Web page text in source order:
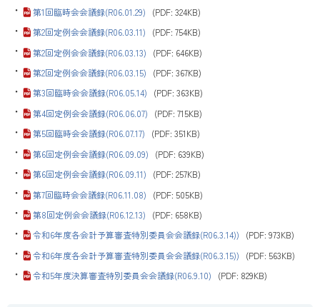
・ 第1回臨時会会議録(R06.01.29)
(PDF: 324KB)
・
第2回定例会会議録(R06.03.11)
(PDF: 754KB)
・
第2回定例会会議録(R06.03.13)
(PDF: 646KB)
・
第2回定例会会議録(R06.03.15)
(PDF: 367KB)
・
第3回臨時会会議録(R06.05.14)
(PDF: 363KB)
・
第4回定例会会議録(R06.06.07)
(PDF: 715KB)
・
第5回臨時会会議録(R06.07.17)
(PDF: 351KB)
・
第6回定例会会議録(R06.09.09)
(PDF: 639KB)
・
第6回定例会会議録(R06.09.11)
(PDF: 257KB)
・
第7回臨時会会議録(R06.11.08)
(PDF: 505KB)
・
第8回定例会会議録(R06.12.13)
(PDF: 658KB)
・
令和6年度各会計予算審査特別委員会会議録(R06.3.14))
(PDF: 973KB)
・
令和6年度各会計予算審査特別委員会会議録(R06.3.15))
(PDF: 563KB)
・
令和5年度決算審査特別委員会会議録(R06.9.10) (PDF: 829KB)